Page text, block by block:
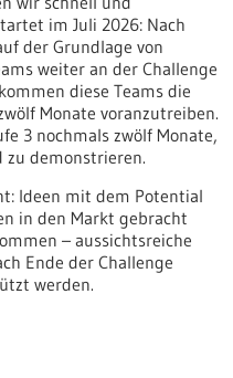
im Juli 2026: Nach
der Grundlage von
weiter an der Challenge
diese Teams die
Monate voranzutreiben.
3 nochmals zwölf Monate,
zu demonstrieren.
Ideen mit dem Potential
in den Markt gebracht
– aussichtsreiche
Ende der Challenge
werden.